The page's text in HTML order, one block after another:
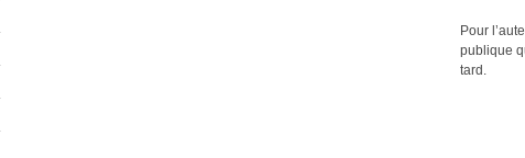
Pour
publique
tard.